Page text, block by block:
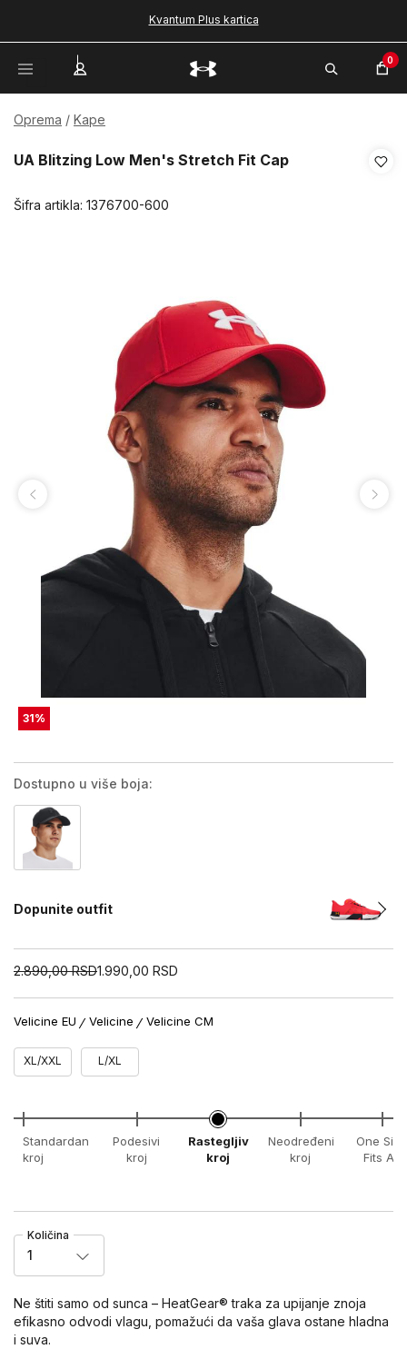
Kvantum Plus kartica
0
Oprema Kape
UA Blitzing Low Men's Stretch Fit Cap
Šifra artikla: 1376700-600
31%
Dostupno u više boja:
Dopunite outfit
2.890,00 RSD1.990,00 RSD
Velicine EU Velicine Velicine CM
XL/XXL L/XL
Standardan
kroj
Podesivi
kroj
Rastegljiv
kroj
Neodređeni
kroj
One Size
Fits All
Količina
1
Ne štiti samo od sunca – HeatGear® traka za upijanje znoja
efikasno odvodi vlagu, pomažući da vaša glava ostane hladna
i suva.